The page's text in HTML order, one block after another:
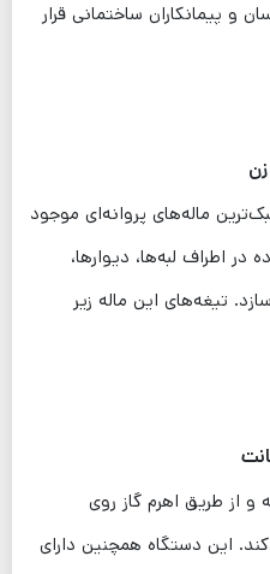
و پیمانکاران ساختمانی قرار
ماله‌های پروانه‌ای موجود
در اطراف لبه‌ها، دیوارها،
تیغه‌های این ماله زیر
و از طریق اهرم گاز روی
این دستگاه همچنین دارای